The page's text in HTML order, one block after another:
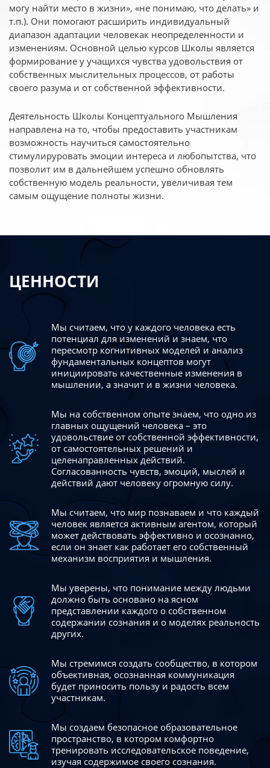
могу найти место в жизни», «не понимаю, что делать» и
т.п.). Они помогают расширить индивидуальный
диапазон адаптации человекак неопределенности и
изменениям. Основной целью курсов Школы является
формирование у учащихся чувства удовольствия от
собственных мыслительных процессов, от работы
своего разума и от собственной эффективности.
Деятельность Школы Концептуального Мышления
направлена на то, чтобы предоставить участникам
возможность научиться самостоятельно
стимулируровать эмоции интереса и любопытства, что
позволит им в дальнейшем успешно обновлять
собственную модель реальности, увеличивая тем
самым ощущение полноты жизни.
ЦЕННОСТИ
Мы считаем, что у каждого человека есть
потенциал для изменений и знаем, что
пересмотр когнитивных моделей и анализ
фундаментальных концептов могут
инициировать качественные изменения в
мышлении, а значит и в жизни человека.
Мы на собственном опыте знаем, что одно из
главных ощущений человека – это
удовольствие от собственной эффективности,
от самостоятельных решений и
целенаправленных действий.
Согласованность чувств, эмоций, мыслей и
действий дают человеку огромную силу.
Мы считаем, что мир познаваем и что каждый
человек является активным агентом, который
может действовать эффективно и осознанно,
если он знает как работает его собственный
механизм восприятия и мышления.
Мы уверены, что понимание между людьми
должно быть основано на ясном
представлении каждого о собственном
содержании сознания и о моделях реальность
других.
Мы стремимся создать сообщество, в котором
объективная, осознанная коммуникация
будет приносить пользу и радость всем
участникам.
Мы создаем безопасное образовательное
пространство, в котором комфортно
тренировать исследовательское поведение,
изучая содержимое своего сознания.